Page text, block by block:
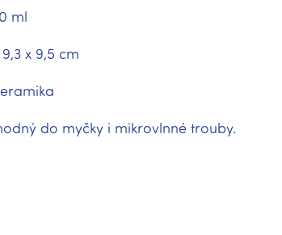
ml
x 9,5 cm
do myčky i mikrovlnné trouby.